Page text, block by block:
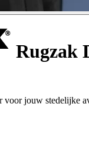
Rugzak
voor jouw stedelijke